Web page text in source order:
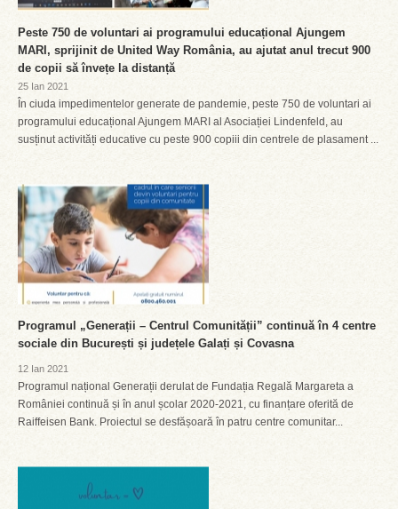
Peste 750 de voluntari ai programului educațional Ajungem
MARI, sprijinit de United Way România, au ajutat anul trecut 900
de copii să învețe la distanță
25 Ian 2021
În ciuda impedimentelor generate de pandemie, peste 750 de voluntari ai
programului educațional Ajungem MARI al Asociației Lindenfeld, au
susținut activități educative cu peste 900 copiii din centrele de plasament ...
Programul „Generații – Centrul Comunității” continuă în 4 centre
sociale din București și județele Galați și Covasna
12 Ian 2021
Programul național Generații derulat de Fundația Regală Margareta a
României continuă și în anul școlar 2020-2021, cu finanțare oferită de
Raiffeisen Bank. Proiectul se desfășoară în patru centre comunitar...